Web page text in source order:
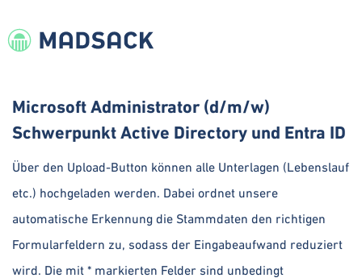
Microsoft Administrator (d/m/w)
Schwerpunkt Active Directory und Entra ID
Über den Upload-Button können alle Unterlagen (Lebenslauf
etc.) hochgeladen werden. Dabei ordnet unsere
automatische Erkennung die Stammdaten den richtigen
Formularfeldern zu, sodass der Eingabeaufwand reduziert
wird. Die mit * markierten Felder sind unbedingt